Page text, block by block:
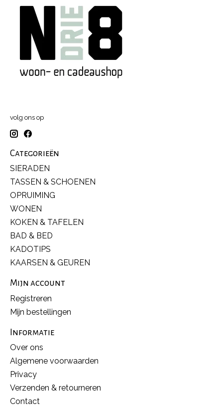
volg ons op
Categorieën
SIERADEN
TASSEN & SCHOENEN
OPRUIMING
WONEN
KOKEN & TAFELEN
BAD & BED
KADOTIPS
KAARSEN & GEUREN
Mijn account
Registreren
Mijn bestellingen
Informatie
Over ons
Algemene voorwaarden
Privacy
Verzenden & retourneren
Contact